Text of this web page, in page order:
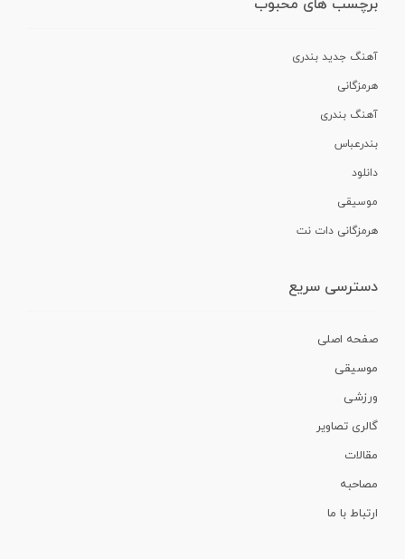
برچسب های محبوب
آهنگ جدید بندری
هرمزگانی
آهنگ بندری
بندرعباس
دانلود
موسیقی
هرمزگانی دات نت
دسترسی سریع
صفحه اصلی
موسیقی
ورزشی
گالری تصاویر
مقالات
مصاحبه
ارتباط با ما